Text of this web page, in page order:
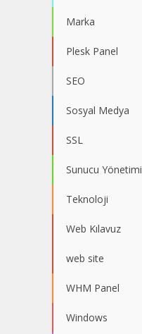
Marka
Plesk Panel
SEO
Sosyal Medya
SSL
Sunucu Yönetimi
Teknoloji
Web Kılavuz
web site
WHM Panel
Windows